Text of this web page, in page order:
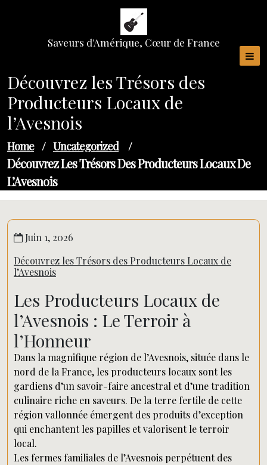
Saveurs d'Amérique, Cœur de France
Découvrez les Trésors des
Producteurs Locaux de
l’Avesnois
Home / Uncategorized /
Découvrez Les Trésors Des Producteurs Locaux De
L’Avesnois
Juin 1, 2026
Découvrez les Trésors des Producteurs Locaux de
l’Avesnois
Les Producteurs Locaux de
l’Avesnois : Le Terroir à
l’Honneur
Dans la magnifique région de l’Avesnois, située dans le
nord de la France, les producteurs locaux sont les
gardiens d’un savoir-faire ancestral et d’une tradition
culinaire riche en saveurs. De la terre fertile de cette
région vallonnée émergent des produits d’exception
qui enchantent les papilles et valorisent le terroir
local.
Les fermes familiales de l’Avesnois perpétuent des